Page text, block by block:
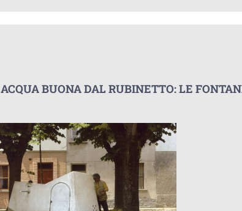
ACQUA BUONA DAL RUBINETTO: LE